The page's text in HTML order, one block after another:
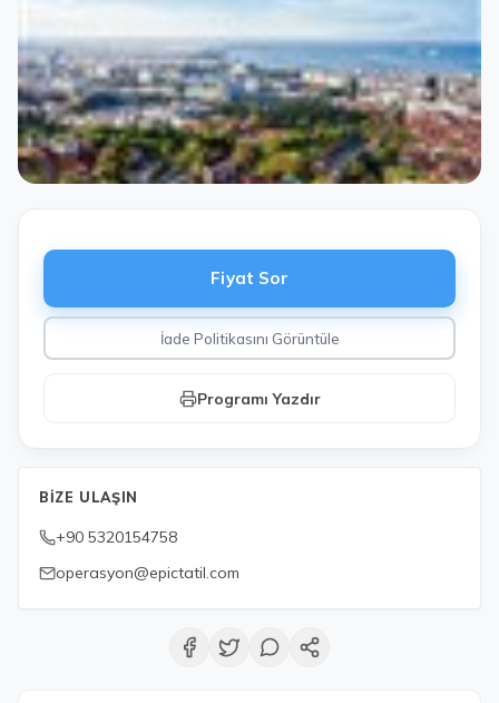
Fiyat Sor
İade Politikasını Görüntüle
Programı Yazdır
BIZE ULAŞIN
+90 5320154758
operasyon@epictatil.com